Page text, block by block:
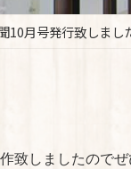
10月号発行致しまし
致しましたので